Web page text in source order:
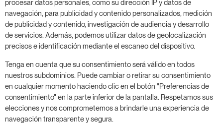
Agenda una reunión para empezar tu prueba
gratuita de 14 días.
Inicia tu prueba gratuita
Programa una reunión
procesar datos personales, como su dirección IP y datos de
navegación, para publicidad y contenido personalizados, medición
de publicidad y contenido, investigación de audiencia y desarrollo
de servicios. Además, podemos utilizar datos de geolocalización
precisos e identificación mediante el escaneo del dispositivo.
Tenga en cuenta que su consentimiento será válido en todos
nuestros subdominios. Puede cambiar o retirar su consentimiento
en cualquier momento haciendo clic en el botón "Preferencias de
consentimiento" en la parte inferior de la pantalla. Respetamos sus
elecciones y nos comprometemos a brindarle una experiencia de
navegación transparente y segura.